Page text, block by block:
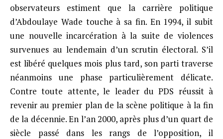
observateurs estiment que la carrière politique
d’Abdoulaye Wade touche à sa fin. En 1994, il subit
une nouvelle incarcération à la suite de violences
survenues au lendemain d’un scrutin électoral. S’il
est libéré quelques mois plus tard, son parti traverse
néanmoins une phase particulièrement délicate.
Contre toute attente, le leader du PDS réussit à
revenir au premier plan de la scène politique à la fin
de la décennie. En l’an 2000, après plus d’un quart de
siècle passé dans les rangs de l’opposition, il